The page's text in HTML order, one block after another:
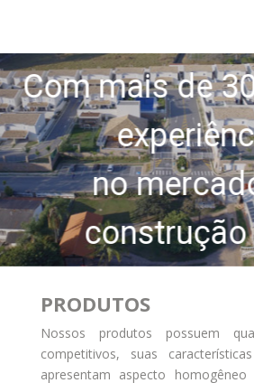
Com mais de
no
PRODUTOS
Nossos produtos possuem
competitivos, suas
apresentam aspecto